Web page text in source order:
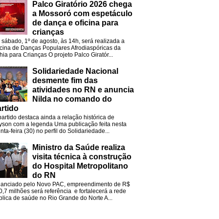
Palco Giratório 2026 chega
a Mossoró com espetáculo
de dança e oficina para
crianças
sábado, 1º de agosto, às 14h, será realizada a
de Danças Populares Afrodiaspóricas da
para Crianças O projeto Palco Giratór...
Solidariedade Nacional
desmente fim das
atividades no RN e anuncia
Nilda no comando do
destaca ainda a relação histórica de
com a legenda Uma publicação feita nesta
feira (30) no perfil do Solidariedade...
Ministro da Saúde realiza
visita técnica à construção
do Hospital Metropolitano
do RN
pelo Novo PAC, empreendimento de R$
milhões será referência e fortalecerá a rede
de saúde no Rio Grande do Norte A...